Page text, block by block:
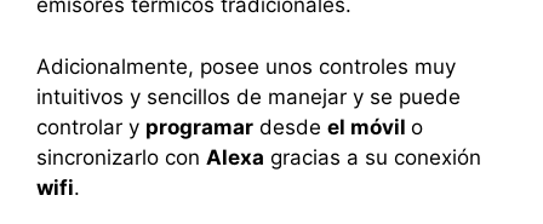
emisores térmicos tradicionales.
Adicionalmente, posee unos controles muy
intuitivos y sencillos de manejar y se puede
controlar y programar desde el móvil o
sincronizarlo con Alexa gracias a su conexión
wifi.